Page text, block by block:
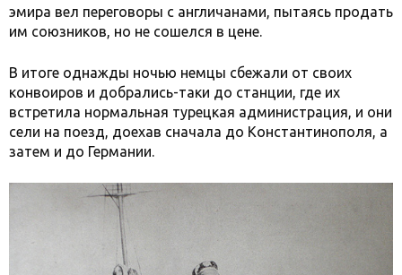
эмира вел переговоры с англичанами, пытаясь продать
им союзников, но не сошелся в цене.
В итоге однажды ночью немцы сбежали от своих
конвоиров и добрались-таки до станции, где их
встретила нормальная турецкая администрация, и они
сели на поезд, доехав сначала до Константинополя, а
затем и до Германии.